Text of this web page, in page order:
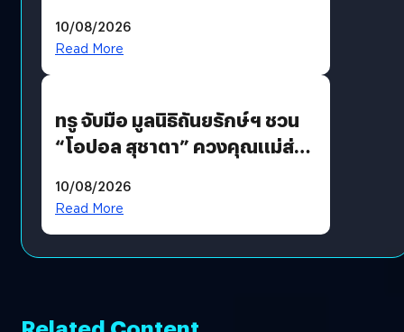
รักแน่นฮอลล์
10/08/2026
Read More
ทรู จับมือ มูลนิธิถันยรักษ์ฯ ชวน
“โอปอล สุชาตา” ควงคุณแม่ส่ง
เติมเต็มความหมายวันแม่ปีนี้
10/08/2026
Read More